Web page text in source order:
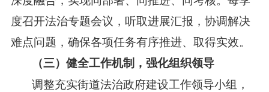
度召开法治专题会议，听取进展汇报，协调解决
难点问题，确保各项任务有序推进、取得实效。
（三）健全工作机制，强化组织领导
调整充实街道法治政府建设工作领导小组，